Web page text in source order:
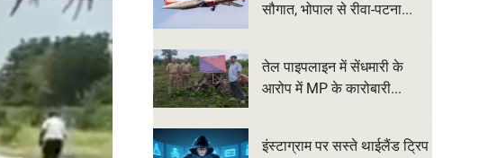
सौगात, भोपाल से रीवा-पटना...
तेल पाइपलाइन में सेंधमारी के
आरोप में MP के कारोबारी...
इंस्टाग्राम पर सस्ते थाईलैंड ट्रिप